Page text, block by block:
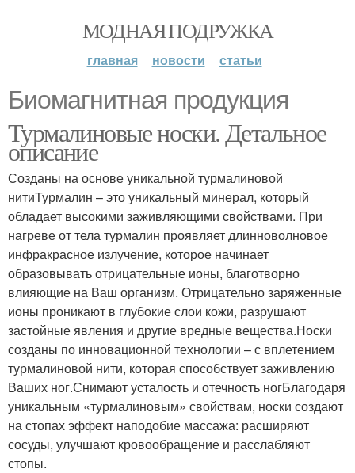
МОДНАЯ ПОДРУЖКА
главная новости статьи
Биомагнитная продукция
Турмалиновые носки. Детальное
описание
Созданы на основе уникальной турмалиновой
нитиТурмалин – это уникальный минерал, который
обладает высокими заживляющими свойствами. При
нагреве от тела турмалин проявляет длинноволновое
инфракрасное излучение, которое начинает
образовывать отрицательные ионы, благотворно
влияющие на Ваш организм. Отрицательно заряженные
ионы проникают в глубокие слои кожи, разрушают
застойные явления и другие вредные вещества.Носки
созданы по инновационной технологии – с вплетением
турмалиновой нити, которая способствует заживлению
Ваших ног.Снимают усталость и отечность ногБлагодаря
уникальным «турмалиновым» свойствам, носки создают
на стопах эффект наподобие массажа: расширяют
сосуды, улучшают кровообращение и расслабляют
стопы.